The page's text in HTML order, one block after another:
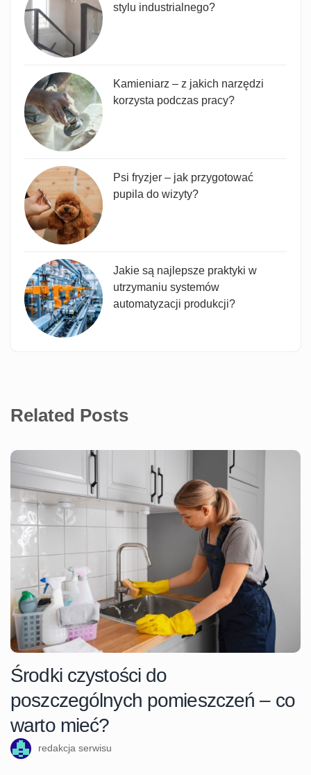
stylu industrialnego?
Kamieniarz – z jakich narzędzi
korzysta podczas pracy?
Psi fryzjer – jak przygotować
pupila do wizyty?
Jakie są najlepsze praktyki w
utrzymaniu systemów
automatyzacji produkcji?
Related Posts
Środki czystości do
poszczególnych pomieszczeń – co
warto mieć?
redakcja serwisu